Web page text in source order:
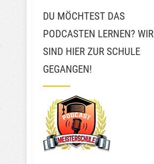
DU MÖCHTEST DAS
PODCASTEN LERNEN? WIR
SIND HIER ZUR SCHULE
GEGANGEN!